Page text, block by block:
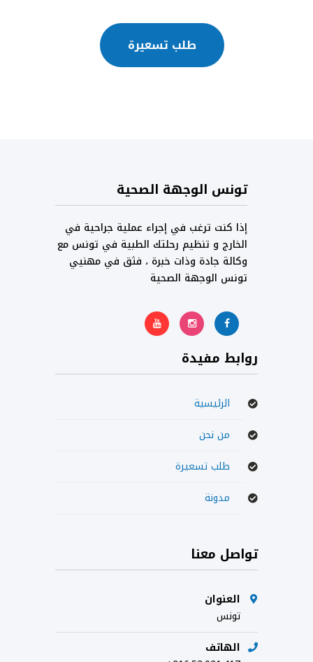
طلب تسعيرة
تونس الوجهة الصحية
إذا كنت ترغب في إجراء عملية جراحية في
الخارج و تنظيم رحلتك الطبية في تونس مع
وكالة جادة وذات خبرة ، فثق في مهنيي
تونس الوجهة الصحية
روابط مفيدة
الرئيسية
من نحن
طلب تسعيرة
مدونة
تواصل معنا
العنوان
تونس
الهاتف